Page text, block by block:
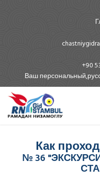
+90
Ваш
Как
№ 36